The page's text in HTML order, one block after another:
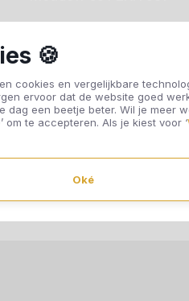
🍪
cookies en vergelijkbare
ervoor dat de website goed
dag een beetje beter. Wil je meer
om te accepteren. Als je kiest voor ‘
Oké
Offerte aanvragen